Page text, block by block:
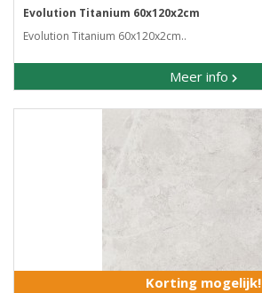
Evolution Titanium 60x120x2cm
Evolution Titanium 60x120x2cm..
Meer info
Korting mogelijk!